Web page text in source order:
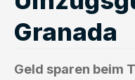
Granada
Geld sparen beim